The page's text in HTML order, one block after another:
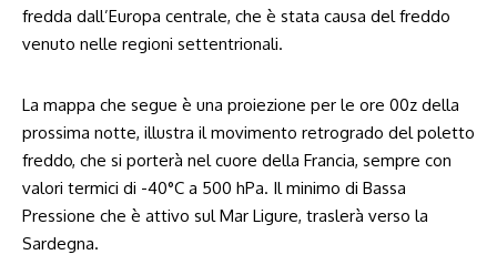
fredda dall’Europa centrale, che è stata causa del freddo
venuto nelle regioni settentrionali.
La mappa che segue è una proiezione per le ore 00z della
prossima notte, illustra il movimento retrogrado del poletto
freddo, che si porterà nel cuore della Francia, sempre con
valori termici di -40°C a 500 hPa. Il minimo di Bassa
Pressione che è attivo sul Mar Ligure, traslerà verso la
Sardegna.